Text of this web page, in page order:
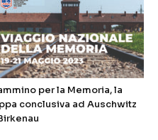
per la Memoria, la
conclusiva ad Auschwitz